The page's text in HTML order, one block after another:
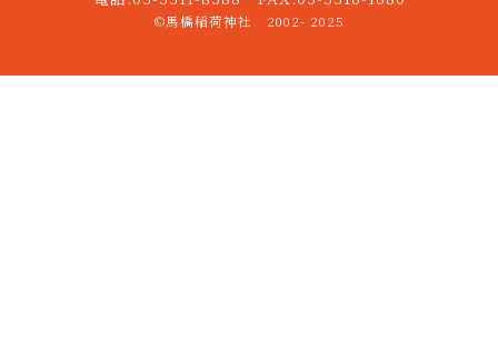
©馬橋稲荷神社 2002- 2025